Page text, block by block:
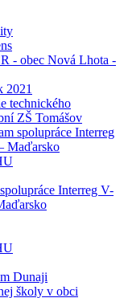
- obec Nová Lhota -
2021
technického
ZŠ Tomášov
spolupráce Interreg
Maďarsko
Interreg V-
Dunaji
školy v obci